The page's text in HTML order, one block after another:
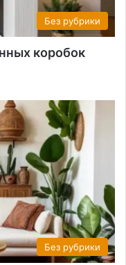
Без рубрики
коробок
Без рубрики